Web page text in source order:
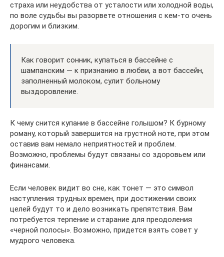
страха или неудобства от усталости или холодной воды,
по воле судьбы вы разорвете отношения с кем-то очень
дорогим и близким.
Как говорит сонник, купаться в бассейне с
шампанским — к признанию в любви, а вот бассейн,
заполненный молоком, сулит больному
выздоровление.
К чему снится купание в бассейне голышом? К бурному
роману, который завершится на грустной ноте, при этом
оставив вам немало неприятностей и проблем.
Возможно, проблемы будут связаны со здоровьем или
финансами.
Если человек видит во сне, как тонет — это символ
наступления трудных времен, при достижении своих
целей будут то и дело возникать препятствия. Вам
потребуется терпение и старание для преодоления
«черной полосы». Возможно, придется взять совет у
мудрого человека.